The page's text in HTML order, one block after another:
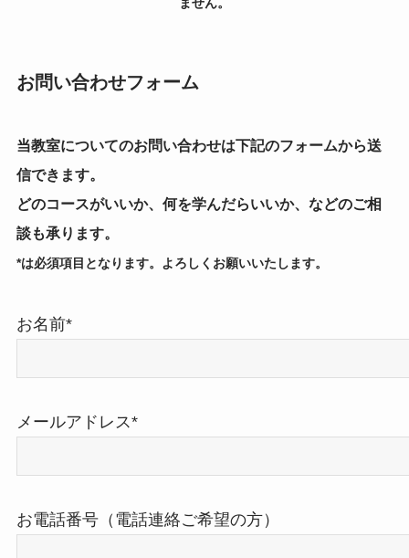
お問い合わせフォーム
当教室についてのお問い合わせは下記のフォームから送
信できます。
どのコースがいいか、何を学んだらいいか、などのご相
談も承ります。
*は必須項目となります。よろしくお願いいたします。
お名前*
メールアドレス*
お電話番号（電話連絡ご希望の方）